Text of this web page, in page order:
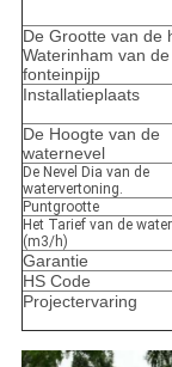
De Grootte van de
Waterinham van de
fonteinpijp
Installatieplaats
De Hoogte van de
waternevel
De Nevel Dia van de
watervertoning.
Puntgrootte
Het Tarief van de
(m3/h)
Garantie
HS Code
Projectervaring